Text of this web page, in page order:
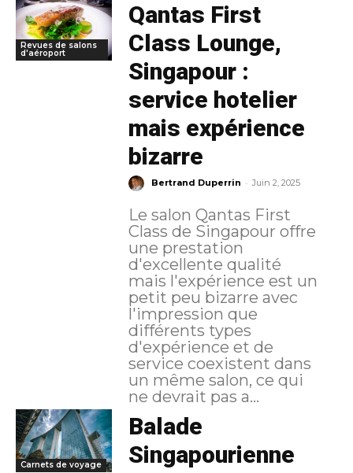
Revues de salons
d'aéroport
Qantas First
Class Lounge,
Singapour :
service hotelier
mais expérience
bizarre
Bertrand Duperrin - Juin 2, 2025
Le salon Qantas First
Class de Singapour offre
une prestation
d'excellente qualité
mais l'expérience est un
petit peu bizarre avec
l'impression que
différents types
d'expérience et de
service coexistent dans
un même salon, ce qui
ne devrait pas a...
Carnets de voyage
Balade
Singapourienne